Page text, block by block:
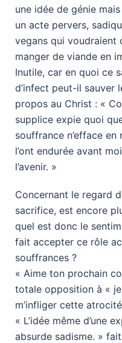
une idée de génie mais
un acte pervers,
vegans qui voudraient
manger de viande en
Inutile, car en quoi ce
d’infect peut-il sauver
propos au Christ : «
supplice expie quoi
souffrance n’efface
l’ont endurée avant
l’avenir. »
Concernant le regard
sacrifice, est encore
quel est donc le
fait accepter ce rôle
souffrances ?
« Aime ton prochain
totale opposition à «
m’infliger cette
« L’idée même d’une
absurde sadisme. »